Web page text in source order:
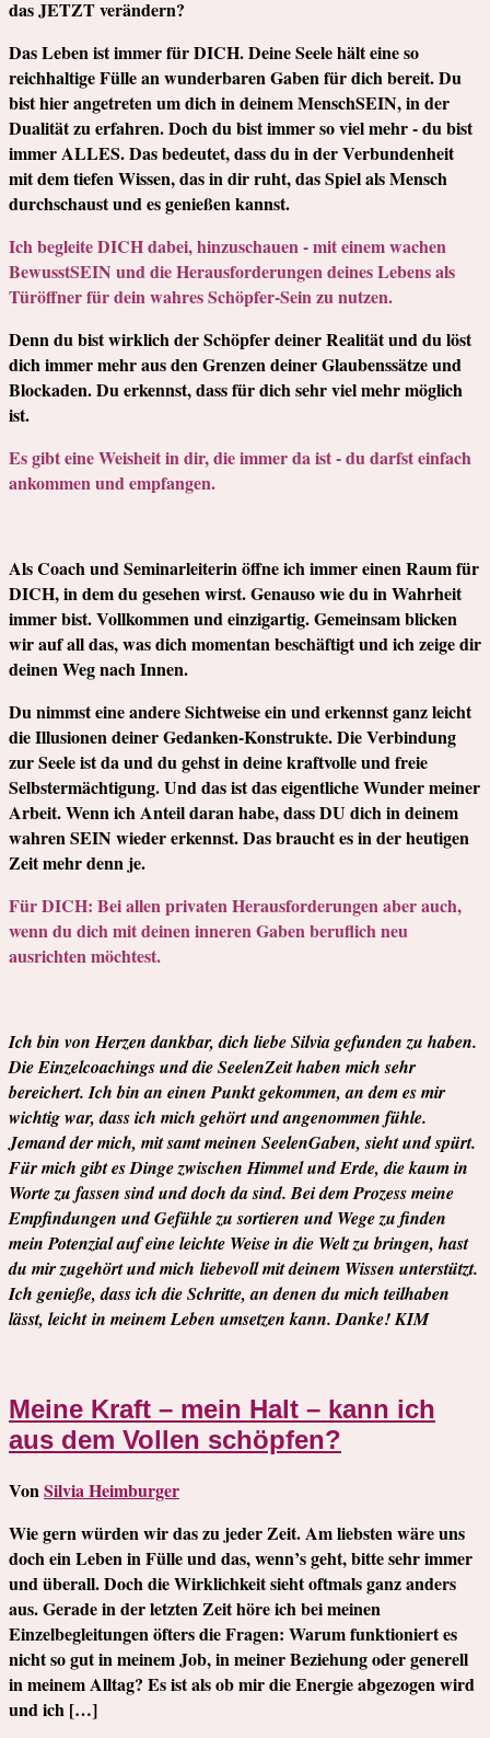
das JETZT verändern?
Das Leben ist immer für DICH. Deine Seele hält eine so
reichhaltige Fülle an wunderbaren Gaben für dich bereit. Du
bist hier angetreten um dich in deinem MenschSEIN, in der
Dualität zu erfahren. Doch du bist immer so viel mehr - du bist
immer ALLES. Das bedeutet, dass du in der Verbundenheit
mit dem tiefen Wissen, das in dir ruht, das Spiel als Mensch
durchschaust und es genießen kannst.
Ich begleite DICH dabei, hinzuschauen - mit einem wachen
BewusstSEIN und die Herausforderungen deines Lebens als
Türöffner für dein wahres Schöpfer-Sein zu nutzen.
Denn du bist wirklich der Schöpfer deiner Realität und du löst
dich immer mehr aus den Grenzen deiner Glaubenssätze und
Blockaden. Du erkennst, dass für dich sehr viel mehr möglich
ist.
Es gibt eine Weisheit in dir, die immer da ist - du darfst einfach
ankommen und empfangen.
Als Coach und Seminarleiterin öffne ich immer einen Raum für
DICH, in dem du gesehen wirst. Genauso wie du in Wahrheit
immer bist. Vollkommen und einzigartig. Gemeinsam blicken
wir auf all das, was dich momentan beschäftigt und ich zeige dir
deinen Weg nach Innen.
Du nimmst eine andere Sichtweise ein und erkennst ganz leicht
die Illusionen deiner Gedanken-Konstrukte. Die Verbindung
zur Seele ist da und du gehst in deine kraftvolle und freie
Selbstermächtigung. Und das ist das eigentliche Wunder meiner
Arbeit. Wenn ich Anteil daran habe, dass DU dich in deinem
wahren SEIN wieder erkennst. Das braucht es in der heutigen
Zeit mehr denn je.
Für DICH: Bei allen privaten Herausforderungen aber auch,
wenn du dich mit deinen inneren Gaben beruflich neu
ausrichten möchtest.
Ich bin von Herzen dankbar, dich liebe Silvia gefunden zu haben.
DieEinzelcoachings und die SeelenZeit haben mich sehr
bereichert. Ich bin an einen Punkt gekommen, an dem es mir
wichtig war, dass ich mich gehört und angenommen fühle.
Jemand der mich, mit samt meinen SeelenGaben, sieht und spürt.
Für mich gibt es Dinge zwischen Himmel und Erde, die kaum in
Worte zu fassen sind und doch da sind. Bei dem Prozess meine
Empfindungen und Gefühle zu sortieren und Wege zu finden
mein Potenzial auf eine leichte Weise in die Welt zu bringen, hast
du mir zugehört und mich liebevoll mit deinem Wissen unterstützt.
Ich genieße, dass ich die Schritte, an denen du mich teilhaben
lässt, leicht in meinem Leben umsetzen kann. Danke!KIM
Meine Kraft – mein Halt – kann ich
aus dem Vollen schöpfen?
VonSilvia Heimburger
Wie gern würden wir das zu jeder Zeit. Am liebsten wäre uns
doch ein Leben in Fülle und das, wenn’s geht, bitte sehr immer
und überall. Doch die Wirklichkeit sieht oftmals ganz anders
aus. Gerade in der letzten Zeit höre ich bei meinen
Einzelbegleitungen öfters die Fragen: Warum funktioniert es
nicht so gut in meinem Job, in meiner Beziehung oder generell
in meinem Alltag? Es ist als ob mir die Energie abgezogen wird
und ich […]